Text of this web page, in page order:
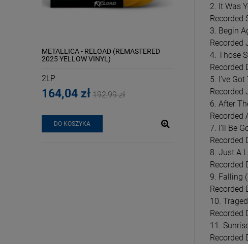
METALLICA - RELOAD (REMASTERED
2025 YELLOW VINYL)
2LP
164,04 zł 192,99 zł
DO KOSZYKA
RODRIGO, OLIVIA -
SAD FOR A GIRL SO
SNOW’ WHITE VINYL)
132,59 zł
POWIADOM O
DOSTĘPNOŚCI
2. It Was
Recorded
3. Begin
Recorded
4. Those
Recorded
5. I’ve
Recorded
6. After
Recorded
7. I’ll Be
Recorded
8. Just A
Recorded
9. Falling
Recorded
10.
Recorded
11.
Recorded